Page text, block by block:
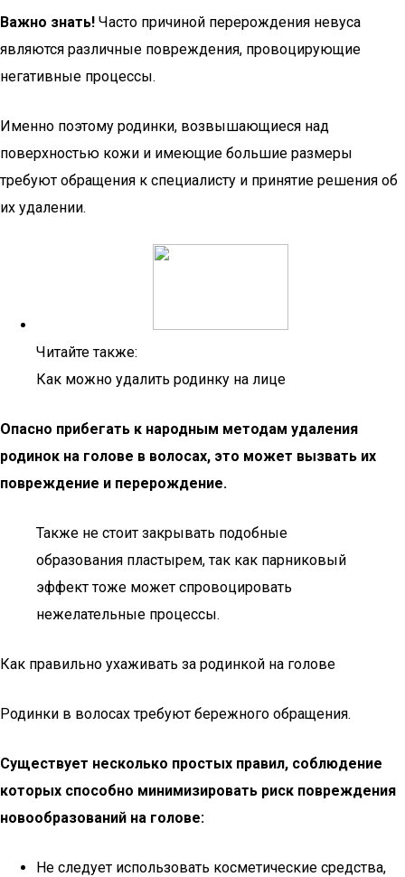
Важно знать! Часто причиной перерождения невуса
являются различные повреждения, провоцирующие
негативные процессы.
Именно поэтому родинки, возвышающиеся над
поверхностью кожи и имеющие большие размеры
требуют обращения к специалисту и принятие решения об
их удалении.
Читайте также:
Как можно удалить родинку на лице
Опасно прибегать к народным методам удаления
родинок на голове в волосах, это может вызвать их
повреждение и перерождение.
Также не стоит закрывать подобные
образования пластырем, так как парниковый
эффект тоже может спровоцировать
нежелательные процессы.
Как правильно ухаживать за родинкой на голове
Родинки в волосах требуют бережного обращения.
Существует несколько простых правил, соблюдение
которых способно минимизировать риск повреждения
новообразований на голове:
Не следует использовать косметические средства,